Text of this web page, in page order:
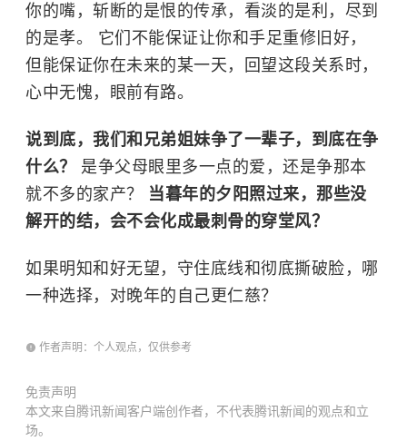
你的嘴，斩断的是恨的传承，看淡的是利，尽到
的是孝。 它们不能保证让你和手足重修旧好，
但能保证你在未来的某一天，回望这段关系时，
心中无愧，眼前有路。
说到底，我们和兄弟姐妹争了一辈子，到底在争
什么？ 是争父母眼里多一点的爱，还是争那本
就不多的家产？ 当暮年的夕阳照过来，那些没
解开的结，会不会化成最刺骨的穿堂风？
如果明知和好无望，守住底线和彻底撕破脸，哪
一种选择，对晚年的自己更仁慈？
作者声明：个人观点，仅供参考
免责声明
本文来自腾讯新闻客户端创作者，不代表腾讯新闻的观点和立
场。